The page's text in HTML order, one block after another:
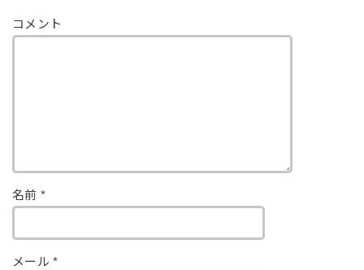
コメント
名前 *
メール*